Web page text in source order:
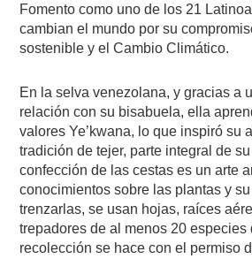
Fomento como uno de los 21
cambian el mundo por su
sostenible y el Cambio Climático.
En la selva venezolana, y gracias a
relación con su bisabuela, ella
valores Ye’kwana, lo que inspiró su
tradición de tejer, parte integral de
confección de las cestas es un arte
conocimientos sobre las plantas y
trenzarlas, se usan hojas, raíces
trepadores de al menos 20 especies
recolección se hace con el permiso